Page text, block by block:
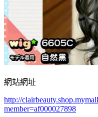
網站網址
http://
member=af000027898